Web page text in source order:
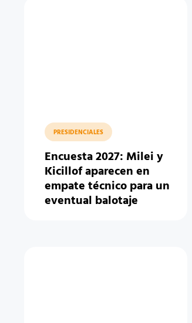
PRESIDENCIALES
Encuesta 2027: Milei y
Kicillof aparecen en
empate técnico para un
eventual balotaje